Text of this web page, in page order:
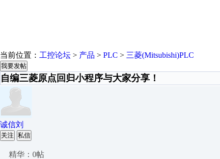
当前位置： 工控论坛 > 产品 > PLC > 三菱(Mitsubishi)PLC
我要发帖
自编三菱原点回归小程序与大家分享！
诚信刘
关注 私信
精华：0帖